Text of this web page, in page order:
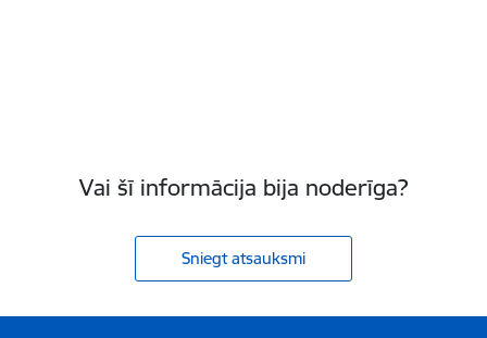
Vai šī informācija bija noderīga?
Sniegt atsauksmi